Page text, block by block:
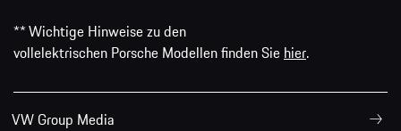
** Wichtige Hinweise zu den
vollelektrischen Porsche Modellen finden Sie hier.
VW Group Media